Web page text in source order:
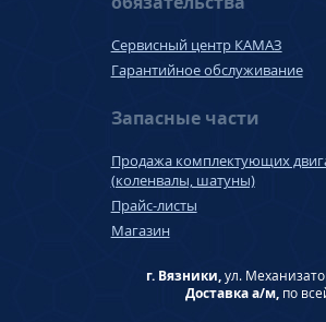
Сервисный центр КАМАЗ
Гарантийное обслуживание
Запасные части
Продажа комплектующих
(коленвалы, шатуны)
Прайс-листы
Магазин
г. Вязники,ул.
Доставка а/м, по